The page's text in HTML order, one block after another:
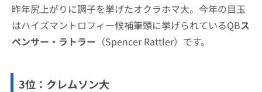
昨年尻上がりに調子を挙げたオクラホマ大。今年の目玉
はハイズマントロフィー候補筆頭に挙げられているQBス
ペンサー・ラトラー （Spencer Rattler）です。
3位：クレムソン大